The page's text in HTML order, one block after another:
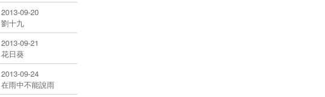
2013-09-20
劉十九
2013-09-21
花日葵
2013-09-24
在雨中不能說雨